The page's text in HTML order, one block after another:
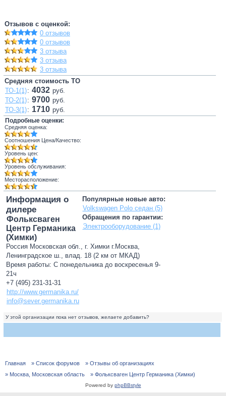
Отзывов с оценкой:
0 отзывов
0 отзывов
3 отзыва
3 отзыва
3 отзыва
Средняя стоимость ТО
ТО-1(1): 4032 руб.
ТО-2(1): 9700 руб.
ТО-3(1): 1710 руб.
Подробные оценки:
Средняя оценка:
Соотношения Цена/Качество:
Уровень цен:
Уровень обслуживания:
Месторасположение:
Популярные новые авто:
Volkswagen Polo седан (5)
Обращения по гарантии:
Электрооборудование (1)
Информация о
дилере
Фольксваген
Центр Германика
(Химки)
Россия Московская обл., г. Химки г.Москва,
Ленинградское ш., влад. 18 (2 км от МКАД)
Время работы: С понедельника до воскресенья 9-
21ч
+7 (495) 231-31-31
http://www.germanika.ru/
info@sever.germanika.ru
У этой организации пока нет отзывов, желаете добавить?
Главная » Список форумов
» Отзывы об организациях
» Москва, Московская область
» Фольксваген Центр Германика (Химки)
Powered by phpBBstyle